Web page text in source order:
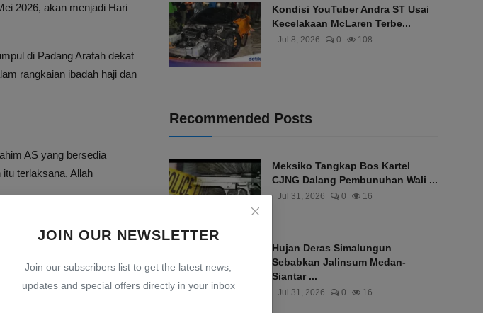
JOIN OUR NEWSLETTER
Join our subscribers list to get the latest news,
updates and special offers directly in your inbox
2026, akan menjadi Hari
di Padang Arafah dekat
rangkaian ibadah haji dan
AS yang bersedia
terlaksana, Allah
Kondisi YouTuber Andra ST Usai
Kecelakaan McLaren Terbe...
Jul 8, 2026 0 108
Recommended Posts
Meksiko Tangkap Bos Kartel
CJNG Dalang Pembunuhan Wali ...
Jul 31, 2026 0 16
Hujan Deras Simalungun
Sebabkan Jalinsum Medan-
Siantar ...
Jul 31, 2026 0 16